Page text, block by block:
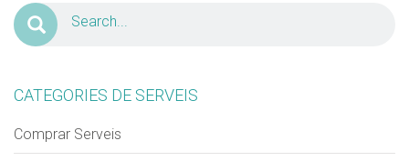
CATEGORIES DE SERVEIS
Comprar Serveis